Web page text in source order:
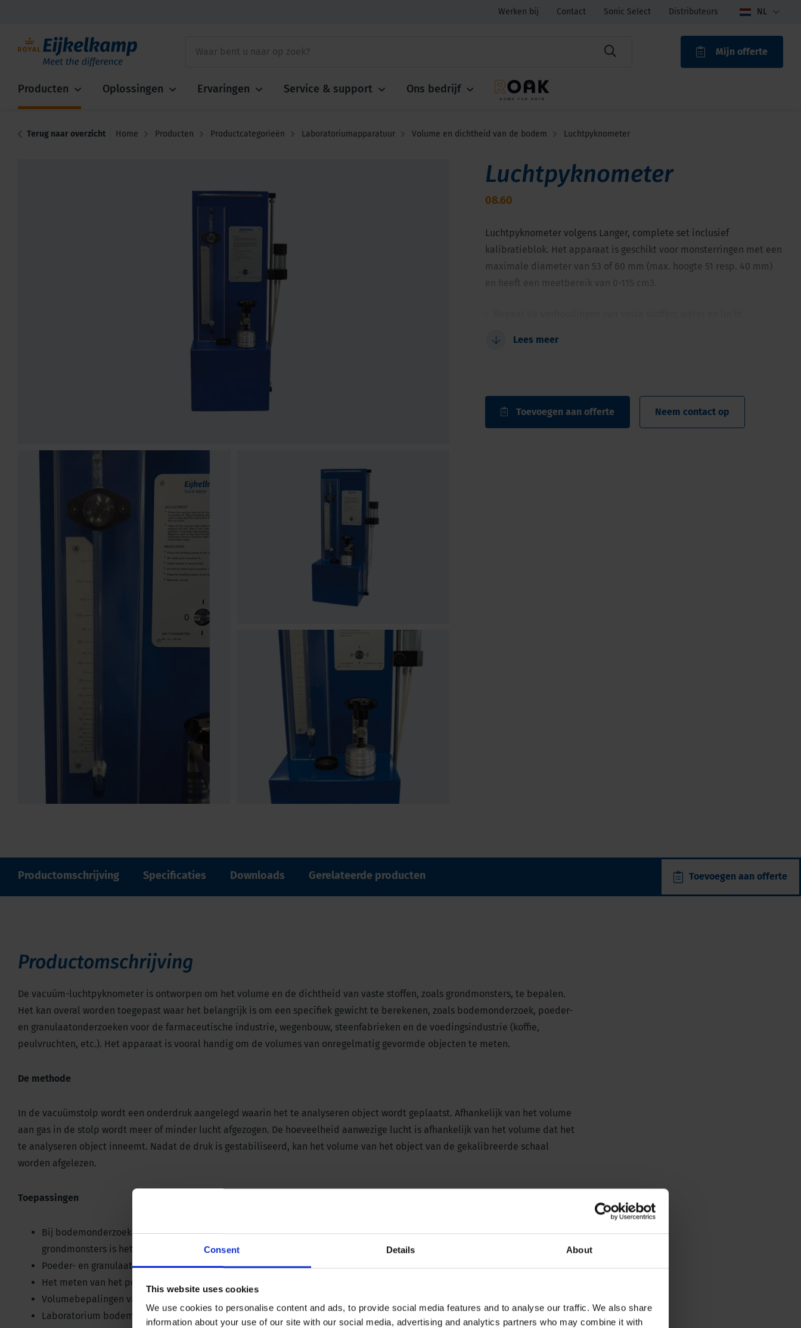
Consent Details About
This website uses cookies
We use cookies to personalise content and ads, to provide social media features and to analyse our traffic. We also share
information about your use of our site with our social media, advertising and analytics partners who may combine it with
Werken bij Contact Sonic Select Distributeurs NL
Mijn offerte
Producten Oplossingen Ervaringen Service & support Ons bedrijf
Terug naar overzicht Home Producten Productcategorieën Laboratoriumapparatuur Volume en dichtheid van de bodem Luchtpyknometer
Luchtpyknometer
08.60
Luchtpyknometer volgens Langer, complete set inclusief
kalibratieblok. Het apparaat is geschikt voor monsterringen met een
maximale diameter van 53 of 60 mm (max. hoogte 51 resp. 40 mm)
en heeft een meetbereik van 0-115 cm3.
Gebaseerd op het gebruik van volumetrische
Eenvoudige calibratie
Lees meer
Toevoegen aan offerte Neem contact op
Productomschrijving Specificaties Downloads Gerelateerde producten Toevoegen aan offerte
Productomschrijving
De vacuüm-luchtpyknometer is ontworpen om het volume en de dichtheid van vaste stoffen, zoals grondmonsters, te bepalen.
Het kan overal worden toegepast waar het belangrijk is om een specifiek gewicht te berekenen, zoals bodemonderzoek, poeder-
en granulaatonderzoeken voor de farmaceutische industrie, wegenbouw, steenfabrieken en de voedingsindustrie (koffie,
peulvruchten, etc.). Het apparaat is vooral handig om de volumes van onregelmatig gevormde objecten te meten.
De methode
In de vacuümstolp wordt een onderdruk aangelegd waarin het te analyseren object wordt geplaatst. Afhankelijk van het volume
aan gas in de stolp wordt meer of minder lucht afgezogen. De hoeveelheid aanwezige lucht is afhankelijk van het volume dat het
te analyseren object inneemt. Nadat de druk is gestabiliseerd, kan het volume van het object van de gekalibreerde schaal
worden afgelezen.
Toepassingen
Bij bodemonderzoek, zoals het bepalen van de porositeit van bodemmonsters. Bij het ongestoord nemen van
grondmonsters is het aan te raden om bodemmonsterringen met een inhoud van 100 cc te gebruiken.
Poeder- en granulaatonderzoek in de farmaceutische industrie
Het meten van het poriënvolume van asfalt (wegenbouw) of klei en bakstenen (metselwerk)
Volumebepalingen van zaden, koffiebonen, peulvruchten etc. in de voedingsindustrie
Laboratorium bodemdichtheidsmetingen